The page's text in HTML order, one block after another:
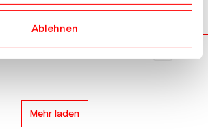
Ablehnen
BERLINGER Linus SUI
JEONG Ji Min
Mehr laden